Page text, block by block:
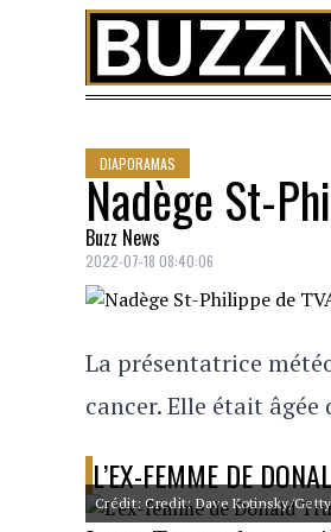
Skip to content
DIAPORAMAS
Nadège St-
Buzz News
2022-07-18 08:40:06
La présentatrice
cancer. Elle était âgée
L’EX-FEMME DE
Crédit: Credit: Dave Kotinsky/